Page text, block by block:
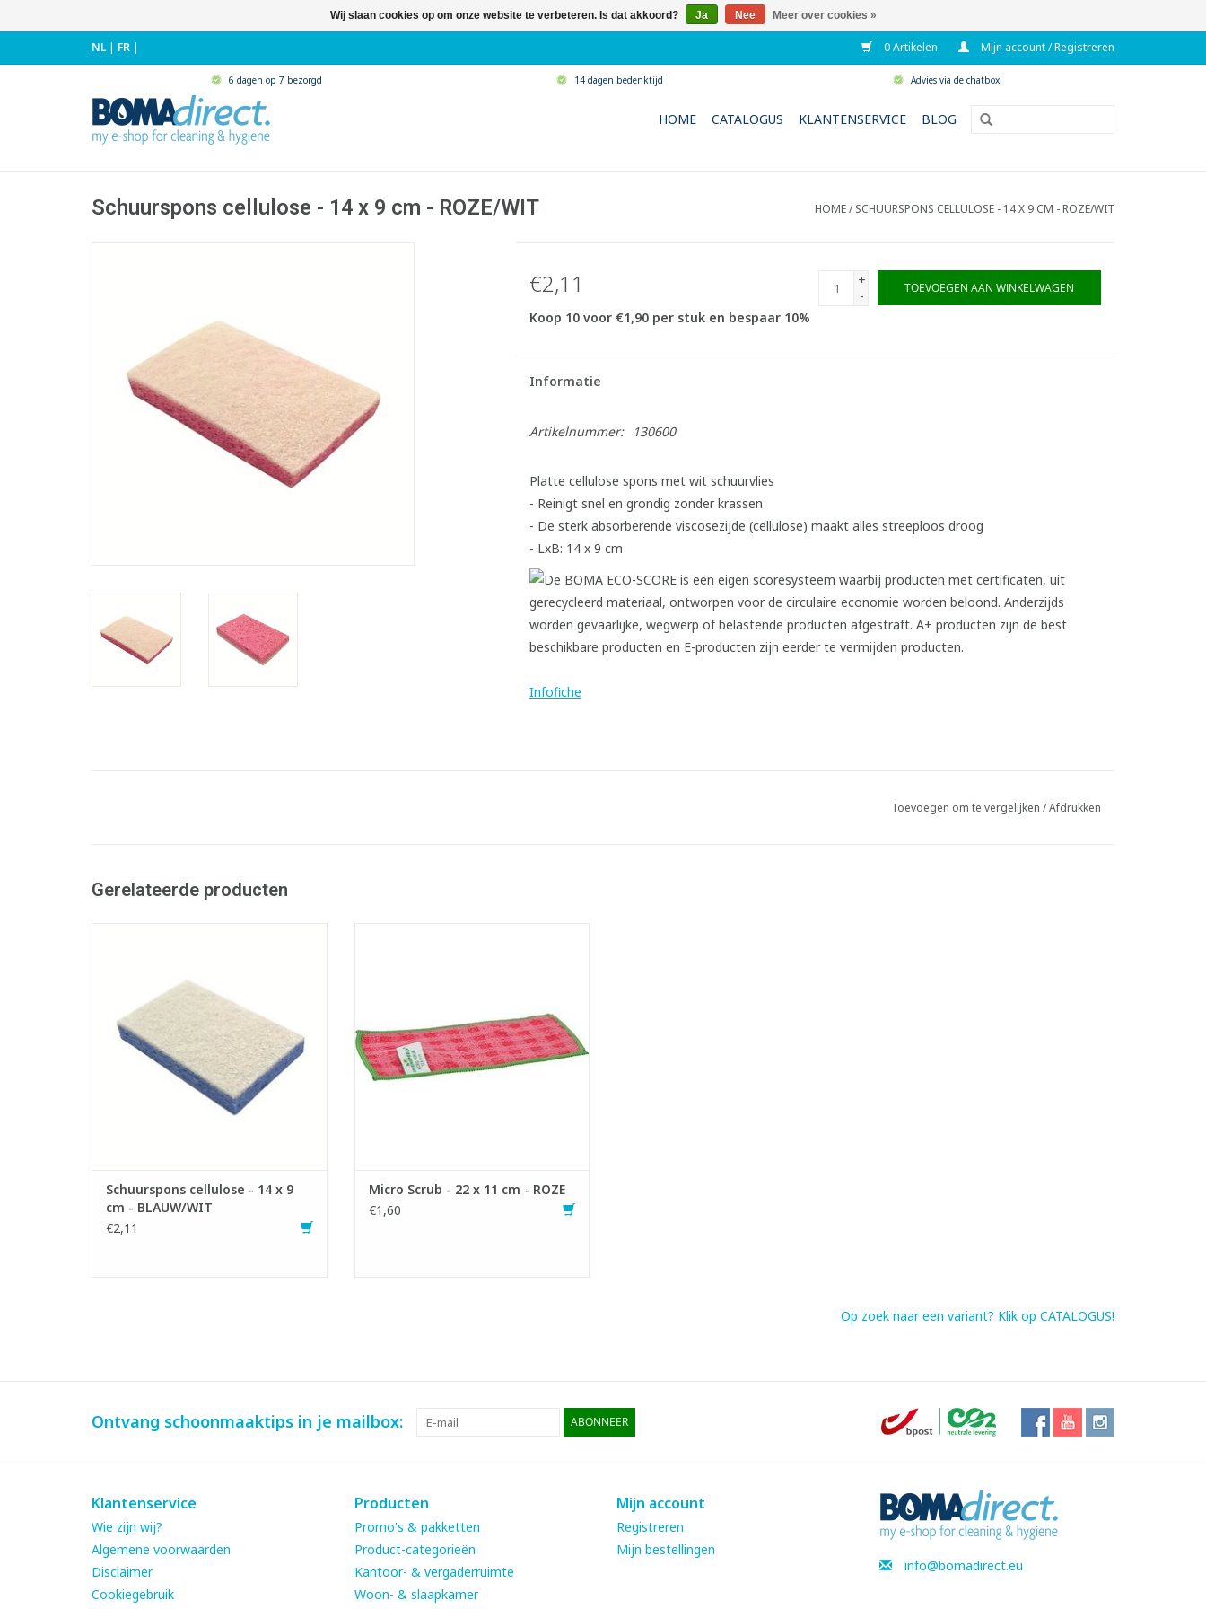
NL| FR | 0 Artikelen Mijn account / Registreren
6 dagen op 7 bezorgd 14 dagen bedenktijd Advies via de chatbox
HOME CATALOGUS KLANTENSERVICE BLOG
Schuurspons cellulose - 14 x 9 cm - ROZE/WIT HOME/SCHUURSPONS CELLULOSE - 14 X 9 CM - ROZE/WIT
€2,11
+
-
TOEVOEGEN AAN WINKELWAGEN
Koop 10 voor €1,90 per stuk en bespaar 10%
Informatie
Artikelnummer: 130600
Platte cellulose spons met wit schuurvlies
- Reinigt snel en grondig zonder krassen
- De sterk absorberende viscosezijde (cellulose) maakt alles streeploos droog
- LxB: 14 x 9 cm
Infofiche
Toevoegen om te vergelijken /Afdrukken
Gerelateerde producten
(cellulose) maakt alles streeploos droog
- LxB: 14 x 9 cm
TOEVOEGEN AAN WINKELWAGEN
Schuurspons cellulose - 14 x 9
cm - BLAUW/WIT
€2,11
aangedroogde vervuilingen van
organische of niet-organische oorsprong
- Hygiënisch alternatief voo
TOEVOEGEN AAN WINKELWAGEN
Micro Scrub - 22 x 11 cm - ROZE
€1,60
Op zoek naar een variant? Klik op CATALOGUS!
Ontvang schoonmaaktips in je mailbox: ABONNEER
Klantenservice
Wie zijn wij?
Algemene voorwaarden
Disclaimer
Cookiegebruik
Producten
Promo's & pakketten
Product-categorieën
Kantoor- & vergaderruimte
Woon- & slaapkamer
Mijn account
Registreren
Mijn bestellingen
info@bomadirect.eu
Wij slaan cookies op om onze website te verbeteren. Is dat akkoord? Ja Nee Meer over cookies »